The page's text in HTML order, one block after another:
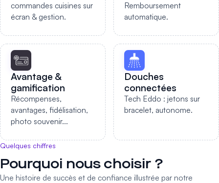
commandes cuisines sur
écran & gestion.
Remboursement
automatique.
Avantage &
gamification
Récompenses,
avantages, fidélisation,
photo souvenir...
Douches
connectées
Tech Eddo : jetons sur
bracelet, autonome.
Quelques chiffres
Pourquoi nous choisir ?
Une histoire de succès et de confiance illustrée par notre